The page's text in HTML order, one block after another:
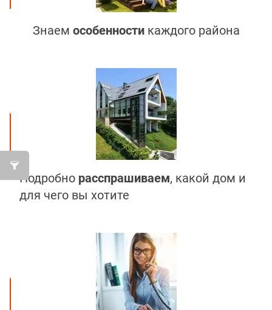
Знаем особенностикаждого района
Подробно расспрашиваем, какой дом и
для чего вы хотите